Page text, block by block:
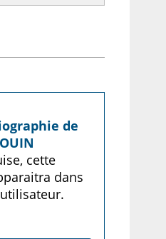
de
cette
dans